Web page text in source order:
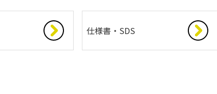
仕様書・SDS